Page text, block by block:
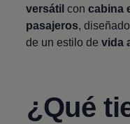
versátilconcabina
pasajeros,
de un estilo de vida
¿Qué